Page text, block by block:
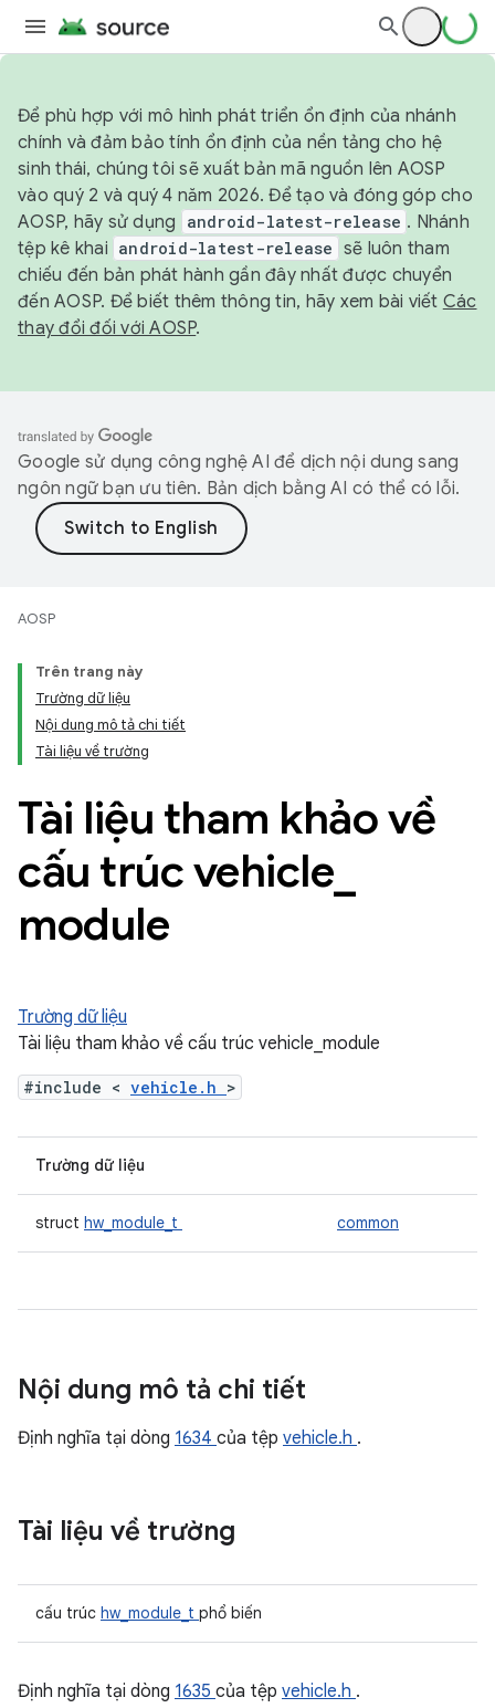
Để phù hợp với mô hình phát triển ổn định của nhánh
chính và đảm bảo tính ổn định của nền tảng cho hệ
sinh thái, chúng tôi sẽ xuất bản mã nguồn lên AOSP
vào quý 2 và quý 4 năm 2026. Để tạo và đóng góp cho
AOSP, hãy sử dụng
android-latest-release . Nhánh
tệp kê khai android-latest-release sẽ luôn tham
chiếu đến bản phát hành gần đây nhất được chuyển
đến AOSP. Để biết thêm thông tin, hãy xem bài viết Các
thay đổi đối với AOSP.
Google sử dụng công nghệ AI để dịch nội dung sang
ngôn ngữ bạn ưu tiên. Bản dịch bằng AI có thể có lỗi.
AOSP
Trên trang này
Trường dữ liệu
Nội dung mô tả chi tiết
Tài liệu về trường
Tài liệu tham khảo về
cấu trúc vehicle
module
Trường dữ liệu
Tài liệu tham khảo về cấu trúc vehicle_module
#include < vehicle.h >
Trường dữ liệu
struct hw_module_t common
Nội dung mô tả chi tiết
Định nghĩa tại dòng 1634 của tệp vehicle.h .
Tài liệu về trường
cấu trúc hw_module_t phổ biến
Định nghĩa tại dòng 1635 của tệp vehicle.h .